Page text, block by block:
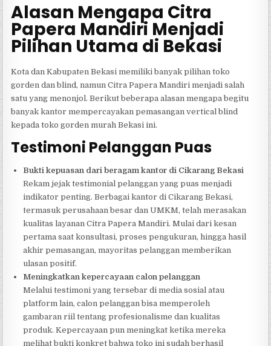
Alasan Mengapa Citra
Papera Mandiri Menjadi
Pilihan Utama di Bekasi
Kota dan Kabupaten Bekasi memiliki banyak pilihan toko
gorden dan blind, namun Citra Papera Mandiri menjadi salah
satu yang menonjol. Berikut beberapa alasan mengapa begitu
banyak kantor mempercayakan pemasangan vertical blind
kepada toko gorden murah Bekasi ini.
Testimoni Pelanggan Puas
Bukti kepuasan dari beragam kantor di Cikarang Bekasi
Rekam jejak testimonial pelanggan yang puas menjadi
indikator penting. Berbagai kantor di Cikarang Bekasi,
termasuk perusahaan besar dan UMKM, telah merasakan
kualitas layanan Citra Papera Mandiri. Mulai dari kesan
pertama saat konsultasi, proses pengukuran, hingga hasil
akhir pemasangan, mayoritas pelanggan memberikan
ulasan positif.
Meningkatkan kepercayaan calon pelanggan
Melalui testimoni yang tersebar di media sosial atau
platform lain, calon pelanggan bisa memperoleh
gambaran riil tentang profesionalisme dan kualitas
produk. Kepercayaan pun meningkat ketika mereka
melihat bukti konkret bahwa toko ini sudah berhasil